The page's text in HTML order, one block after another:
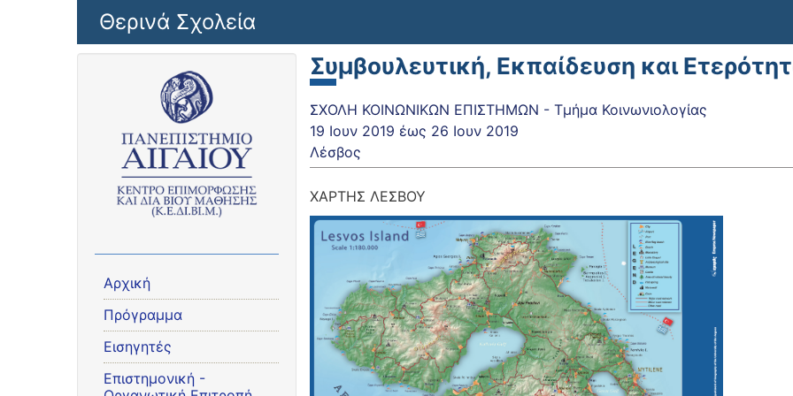
Παράκαμψη προς το κυρίως περιεχόμενο
Θερινά Σχολεία
Αρχική
Πρόγραμμα
Εισηγητές
Eπιστημονική -
Συμβουλευτική, Εκπαίδευση και
ΣΧΟΛΗ ΚΟΙΝΩΝΙΚΩΝ ΕΠΙΣΤΗΜΩΝ - Τμήμα Κοινωνιολογίας
19 Ιουν 2019 έως 26 Ιουν 2019
Λέσβος
ΧΑΡΤΗΣ ΛΕΣΒΟΥ